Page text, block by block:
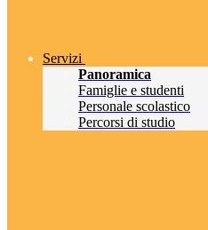
Servizi
Panoramica
Famiglie e studenti
Personale scolastico
Percorsi di studio